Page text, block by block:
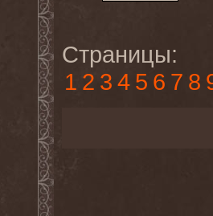
Страницы:
1 2 3 4 5 6 7 8